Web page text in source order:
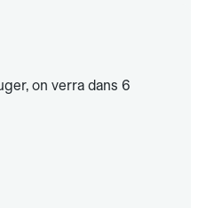
on verra dans 6